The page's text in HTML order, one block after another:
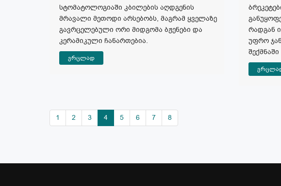
სტომატოლოგიაში კბილების აღდგენის
მრავალი მეთოდი არსებობს, მაგრამ ყველაზე
გავრცელებული ორი მიდგომა ბჟენები და
კერამიკული ჩანართებია.
ვრცლად
რადგან
უფრო
შექმნაში
1 2 3 4 5 6 7 8